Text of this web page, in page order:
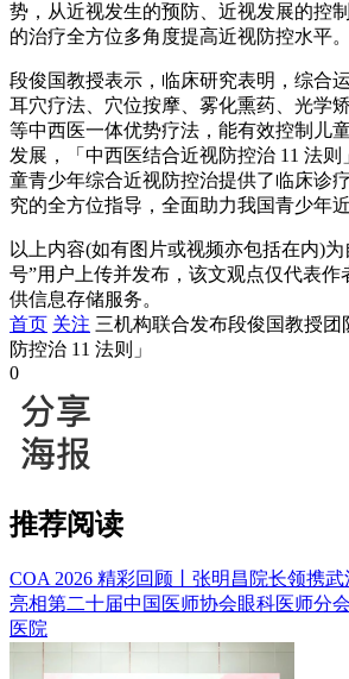
势，从近视发生的预防、近视发展的控
的治疗全方位多角度提高近视防控水平。
段俊国教授表示，临床研究表明，综合
耳穴疗法、穴位按摩、雾化熏药、光学
等中西医一体优势疗法，能有效控制儿
发展，「中西医结合近视防控治 11 法
童青少年综合近视防控治提供了临床诊
究的全方位指导，全面助力我国青少年
以上内容(如有图片或视频亦包括在内)
号”用户上传并发布，该文观点仅代表作
供信息存储服务。
首页 关注 三机构联合发布段俊国教授
防控治 11 法则」
0
推荐阅读
COA 2026 精彩回顾丨张明昌院长领携武
亮相第二十届中国医师协会眼科医师分
医院